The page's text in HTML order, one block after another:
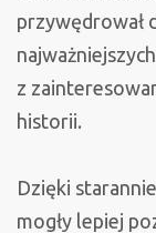
przywędrował
z
historii.
Dzięki
mogły lepiej